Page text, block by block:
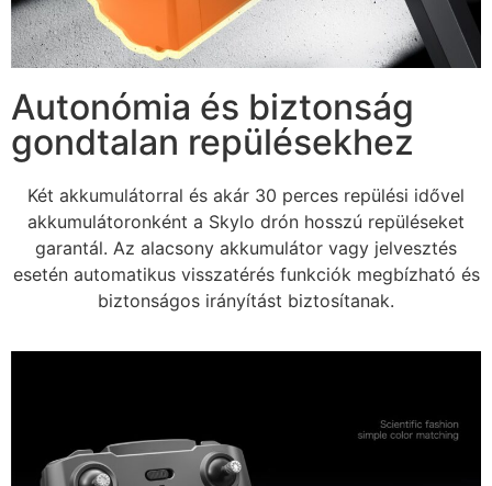
Autonómia és biztonság
gondtalan repülésekhez
Két akkumulátorral és akár 30 perces repülési idővel
akkumulátoronként a Skylo drón hosszú repüléseket
garantál. Az alacsony akkumulátor vagy jelvesztés
esetén automatikus visszatérés funkciók megbízható és
biztonságos irányítást biztosítanak.